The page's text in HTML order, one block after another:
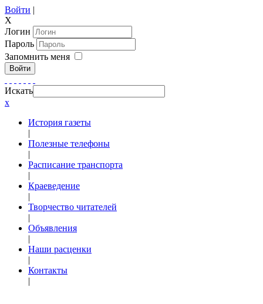
Войти |
X
Логин
Пароль
Запомнить меня
Войти
Искать
x
История газеты
|
Полезные телефоны
|
Расписание транспорта
|
Краеведение
|
Творчество читателей
|
Объявления
|
Наши расценки
|
Контакты
|